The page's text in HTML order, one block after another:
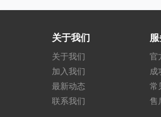
关于我们
关于我们
加入我们
最新动态
联系我们
官
成
常
售